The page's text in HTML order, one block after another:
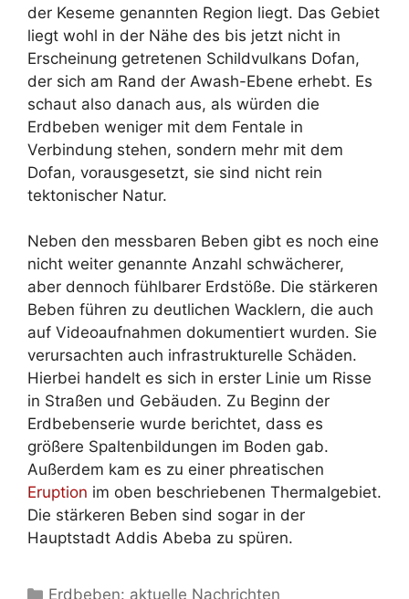
der Keseme genannten Region liegt. Das Gebiet
liegt wohl in der Nähe des bis jetzt nicht in
Erscheinung getretenen Schildvulkans Dofan,
der sich am Rand der Awash-Ebene erhebt. Es
schaut also danach aus, als würden die
Erdbeben weniger mit dem Fentale in
Verbindung stehen, sondern mehr mit dem
Dofan, vorausgesetzt, sie sind nicht rein
tektonischer Natur.
Neben den messbaren Beben gibt es noch eine
nicht weiter genannte Anzahl schwächerer,
aber dennoch fühlbarer Erdstöße. Die stärkeren
Beben führen zu deutlichen Wacklern, die auch
auf Videoaufnahmen dokumentiert wurden. Sie
verursachten auch infrastrukturelle Schäden.
Hierbei handelt es sich in erster Linie um Risse
in Straßen und Gebäuden. Zu Beginn der
Erdbebenserie wurde berichtet, dass es
größere Spaltenbildungen im Boden gab.
Außerdem kam es zu einer phreatischen
Eruption im oben beschriebenen Thermalgebiet.
Die stärkeren Beben sind sogar in der
Hauptstadt Addis Abeba zu spüren.
Kategorien
Erdbeben: aktuelle Nachrichten